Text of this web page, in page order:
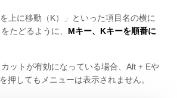
上に移動（K）」といった項目名の横に
たどるように、 Mキー、Kキーを順番に
ットが有効になっている場合、Alt + Eや
押してもメニューは表示されません。